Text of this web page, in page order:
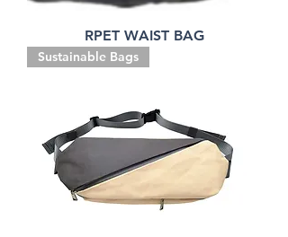
RPET WAIST BAG
Sustainable Bags